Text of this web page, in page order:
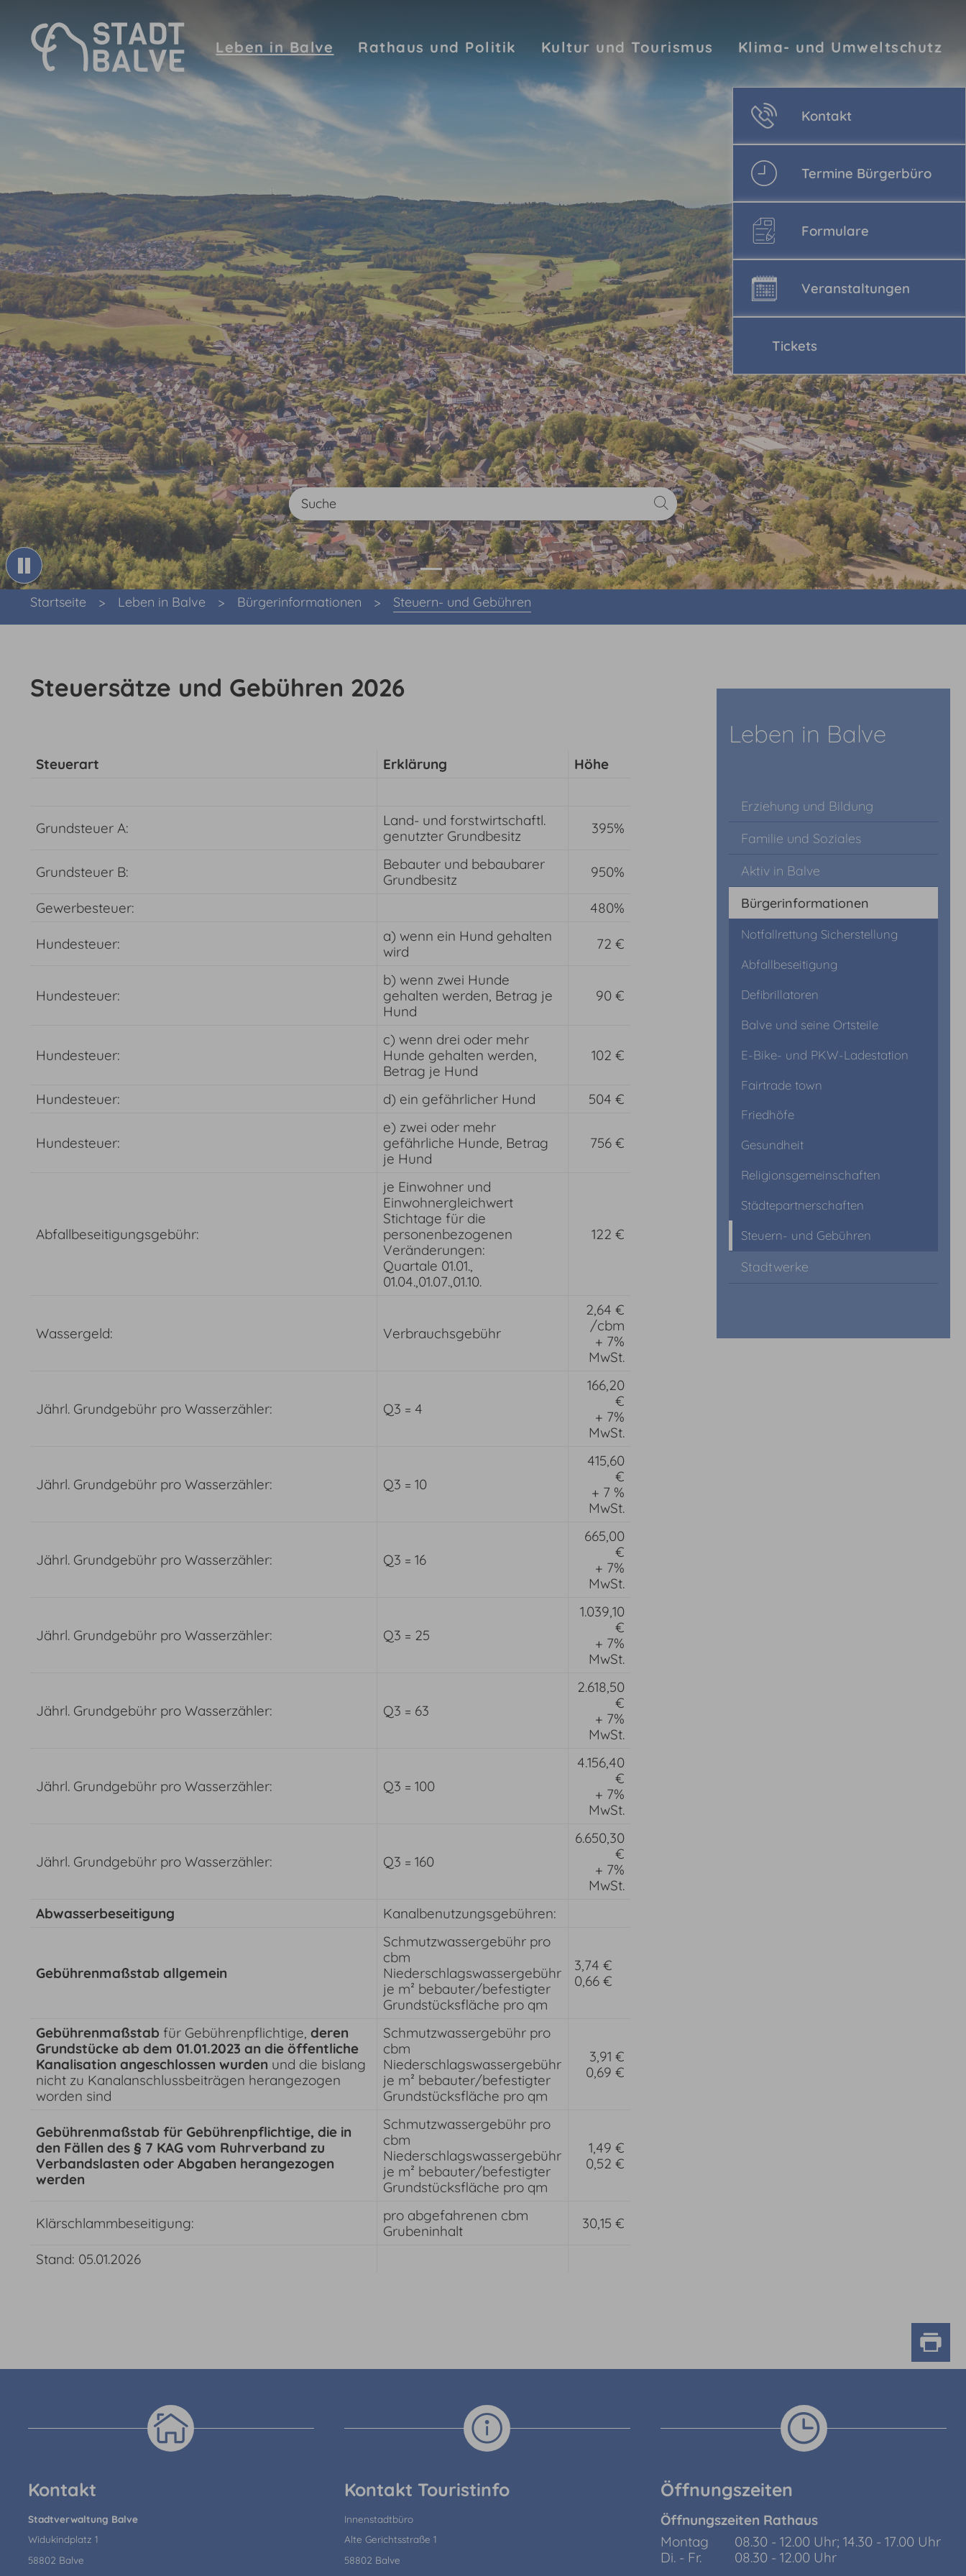
Leben in Balve Rathaus und Politik Kultur und Tourismus Klima- und Umweltschutz
Kontakt
Termine Bürgerbüro
Formulare
Veranstaltungen
Tickets
Sie sind hier:
Startseite Leben in Balve Bürgerinformationen Steuern- und Gebühren
Steuersätze und Gebühren 2026
Steuerart Erklärung Höhe
Grundsteuer A:
Land- und forstwirtschaftl.
genutzter Grundbesitz
395%
Grundsteuer B:
Bebauter und bebaubarer
Grundbesitz
950%
Gewerbesteuer: 480%
Hundesteuer:
a) wenn ein Hund gehalten
wird
72 €
Hundesteuer:
b) wenn zwei Hunde
gehalten werden, Betrag je
Hund
90 €
Hundesteuer:
c) wenn drei oder mehr
Hunde gehalten werden,
Betrag je Hund
102 €
Hundesteuer: d) ein gefährlicher Hund 504 €
Hundesteuer:
e) zwei oder mehr
gefährliche Hunde, Betrag
je Hund
756 €
Abfallbeseitigungsgebühr:
je Einwohner und
Einwohnergleichwert
Stichtage für die
personenbezogenen
Veränderungen:
Quartale 01.01.,
01.04.,01.07.,01.10.
122 €
Wassergeld: Verbrauchsgebühr
2,64 €
/cbm
+ 7%
MwSt.
Jährl. Grundgebühr pro Wasserzähler: Q3 = 4
166,20
€
+ 7%
MwSt.
Jährl. Grundgebühr pro Wasserzähler: Q3 = 10
415,60
€
+ 7 %
MwSt.
Jährl. Grundgebühr pro Wasserzähler: Q3 = 16
665,00
€
+ 7%
MwSt.
Jährl. Grundgebühr pro Wasserzähler: Q3 = 25
1.039,10
€
+ 7%
MwSt.
Jährl. Grundgebühr pro Wasserzähler: Q3 = 63
2.618,50
€
+ 7%
MwSt.
Jährl. Grundgebühr pro Wasserzähler: Q3 = 100
4.156,40
€
+ 7%
MwSt.
Jährl. Grundgebühr pro Wasserzähler: Q3 = 160
6.650,30
€
+ 7%
MwSt.
Abwasserbeseitigung
Kanalbenutzungsgebühren:
Gebührenmaßstab allgemein
Schmutzwassergebühr pro
cbm
Niederschlagswassergebühr
je m² bebauter/befestigter
Grundstücksfläche pro qm
3,74 €
0,66 €
Gebührenmaßstab für Gebührenpflichtige,deren
Grundstücke ab dem 01.01.2023 an die öffentliche
Kanalisation angeschlossen wurden und die bislang
nicht zu Kanalanschlussbeiträgen herangezogen
worden sind
Schmutzwassergebühr pro
cbm
Niederschlagswassergebühr
je m² bebauter/befestigter
Grundstücksfläche pro qm
3,91 €
0,69 €
Gebührenmaßstab für Gebührenpflichtige, die in
den Fällen des § 7 KAG vom Ruhrverband zu
Verbandslasten oder Abgaben herangezogen
werden
Schmutzwassergebühr pro
cbm
Niederschlagswassergebühr
je m² bebauter/befestigter
Grundstücksfläche pro qm
1,49 €
0,52 €
Klärschlammbeseitigung:
pro abgefahrenen cbm
Grubeninhalt
30,15 €
Stand: 05.01.2026
Leben in Balve
Erziehung und Bildung
Familie und Soziales
Aktiv in Balve
Bürgerinformationen
Notfallrettung Sicherstellung
Abfallbeseitigung
Defibrillatoren
Balve und seine Ortsteile
E-Bike- und PKW-Ladestation
Fairtrade town
Friedhöfe
Gesundheit
Religionsgemeinschaften
Städtepartnerschaften
Steuern- und Gebühren
Stadtwerke
Kontakt
Stadtverwaltung Balve
Widukindplatz 1
58802 Balve
Kontakt Touristinfo
Innenstadtbüro
Alte Gerichtsstraße 1
58802 Balve
Öffnungszeiten
Öffnungszeiten Rathaus
Montag
08.30 - 12.00 Uhr; 14.30 - 17.00 Uhr
Di. - Fr.
08.30 - 12.00 Uhr